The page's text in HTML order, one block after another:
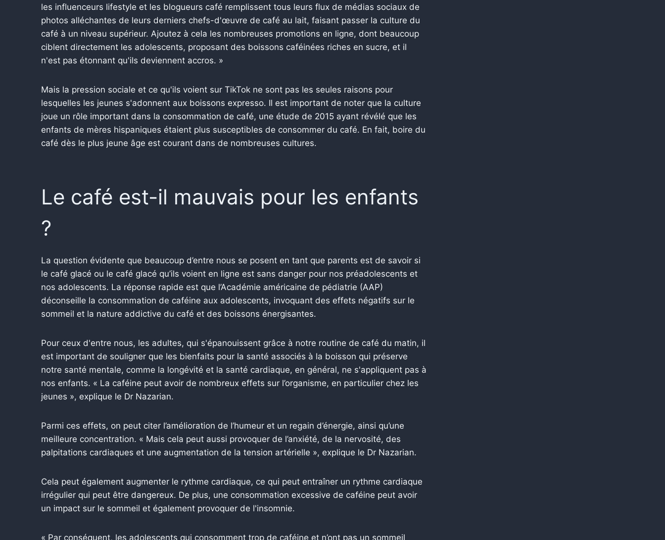
les influenceurs lifestyle et les blogueurs café remplissent tous leurs flux de médias sociaux de
photos alléchantes de leurs derniers chefs-d'œuvre de café au lait, faisant passer la culture du
café à un niveau supérieur. Ajoutez à cela les nombreuses promotions en ligne, dont beaucoup
ciblent directement les adolescents, proposant des boissons caféinées riches en sucre, et il
n'est pas étonnant qu'ils deviennent accros. »
Mais la pression sociale et ce qu'ils voient sur TikTok ne sont pas les seules raisons pour
lesquelles les jeunes s'adonnent aux boissons expresso. Il est important de noter que la culture
joue un rôle important dans la consommation de café, une étude de 2015 ayant révélé que les
enfants de mères hispaniques étaient plus susceptibles de consommer du café. En fait, boire du
café dès le plus jeune âge est courant dans de nombreuses cultures.
Le café est-il mauvais pour les enfants
?
La question évidente que beaucoup d’entre nous se posent en tant que parents est de savoir si
le café glacé ou le café glacé qu’ils voient en ligne est sans danger pour nos préadolescents et
nos adolescents. La réponse rapide est que l’Académie américaine de pédiatrie (AAP)
déconseille la consommation de caféine aux adolescents, invoquant des effets négatifs sur le
sommeil et la nature addictive du café et des boissons énergisantes.
Pour ceux d'entre nous, les adultes, qui s'épanouissent grâce à notre routine de café du matin, il
est important de souligner que les bienfaits pour la santé associés à la boisson qui préserve
notre santé mentale, comme la longévité et la santé cardiaque, en général, ne s'appliquent pas à
nos enfants. « La caféine peut avoir de nombreux effets sur l’organisme, en particulier chez les
jeunes », explique le Dr Nazarian.
Parmi ces effets, on peut citer l’amélioration de l’humeur et un regain d’énergie, ainsi qu’une
meilleure concentration. « Mais cela peut aussi provoquer de l’anxiété, de la nervosité, des
palpitations cardiaques et une augmentation de la tension artérielle », explique le Dr Nazarian.
Cela peut également augmenter le rythme cardiaque, ce qui peut entraîner un rythme cardiaque
irrégulier qui peut être dangereux. De plus, une consommation excessive de caféine peut avoir
un impact sur le sommeil et également provoquer de l'insomnie.
« Par conséquent, les adolescents qui consomment trop de caféine et n’ont pas un sommeil